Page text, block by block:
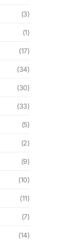
(3)
(1)
(17)
(34)
(30)
(33)
(5)
(2)
(9)
(10)
(11)
(7)
(14)